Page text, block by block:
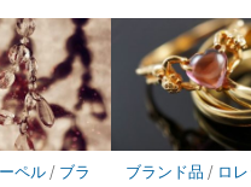
ペル/ ブラ
ブランド品 / ロ